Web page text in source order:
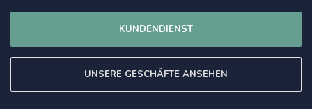
KUNDENDIENST
UNSERE GESCHÄFTE ANSEHEN